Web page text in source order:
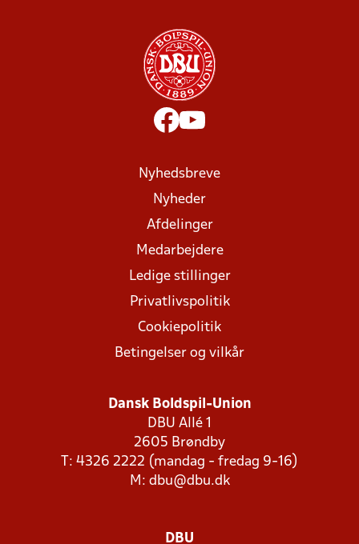
Nyhedsbreve
Nyheder
Afdelinger
Medarbejdere
Ledige stillinger
Privatlivspolitik
Cookiepolitik
Betingelser og vilkår
Dansk Boldspil-Union
DBU Allé 1
2605 Brøndby
T: 4326 2222 (mandag - fredag 9-16)
M: dbu@dbu.dk
DBU